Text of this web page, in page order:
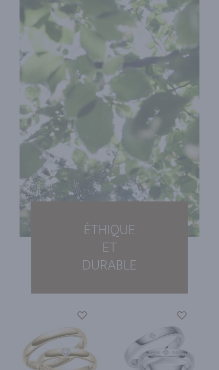
ÉTHIQUE
ET
DURABLE